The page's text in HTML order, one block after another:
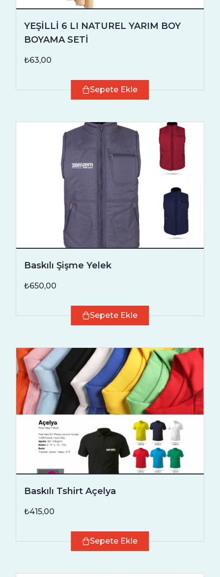
YEŞİLLİ 6 LI NATUREL YARIM BOY
BOYAMA SETİ
₺63,00
Sepete Ekle
Baskılı Şişme Yelek
₺650,00
Sepete Ekle
Baskılı Tshirt Açelya
₺415,00
Sepete Ekle